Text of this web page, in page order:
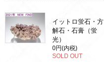
イットロ蛍石・方
解石・石膏（蛍
光）
0円(内税)
SOLD OUT